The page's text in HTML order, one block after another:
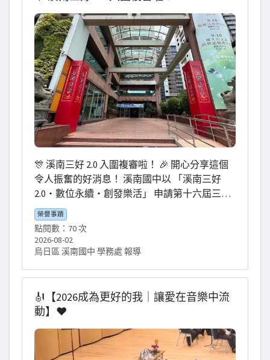
的每一步，都會成為最耀眼的成長印記！✨ 📣
一起為溪南小將集氣！ #溪南出征 #第56屆全國
技能競賽 #電子職類 #自主移動機器人 #技優生
加分ing #機器人科學社超強 #謝謝啟有老師與浚
源教練 #我們在台北為夢想拚搏中 #感謝財團法
人仰望基金會一身好本領人才培育計畫 #選擇溪
南成就非凡
🎊 溪南三好 2.0 入圍複審啦！ 🎉 開心分享這個
令人振奮的好消息！ 溪南國中以 「溪南三好
2.0・數位永續・創發樂活」 申請第十六屆三好
校園實踐學校， 再次獲得肯定，順利入圍複
審！✨ 從理念發想到方案撰寫， 每一個文字、
每一份規劃， 都承載著溪南對孩子的用心， 也
展現我們持續推動品德教育、數位學習與永續
魂推手， 以及 #良芬組長 用心執行， 讓溪南的
教育信念能被溫柔而堅定地看見。💪 7/30由 #祥
宜校長 親自出席複審報告， 把溪南孩子的故
審查委員。 無論結果如何， 溪南都會繼續用行
動實踐—— 說好話、做好事、存好心， 讓「三
榮譽事蹟
點閱數：70 次
2026-08-02
烏日區 溪南國中 學務處 報導
🎻【2026成為更好的我｜讓愛在音樂中流
動】❤️